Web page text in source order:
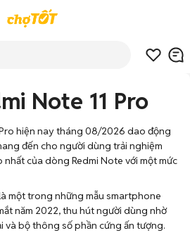
Note 11 Pro
Pro hiện nay tháng 08/2026 dao động
đến cho người dùng trải nghiệm
của dòng Redmi Note với một mức
một trong những mẫu smartphone
năm 2022, thu hút người dùng nhờ
và bộ thông số phần cứng ấn tượng.